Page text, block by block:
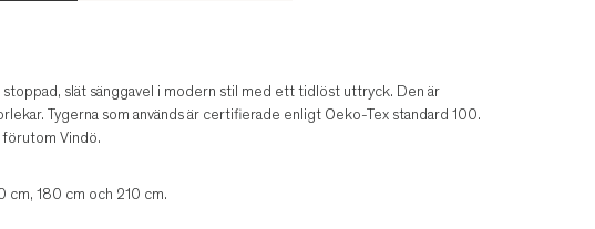
stoppad, slät sänggavel i modern stil med ett tidlöst uttryck. Den är
Tygerna som används är certifierade enligt Oeko-Tex standard 100.
förutom Vindö.
cm, 180 cm och 210 cm.